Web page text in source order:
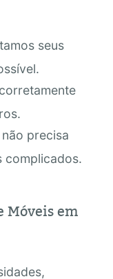
seus
precisa
complicados.
Móveis em